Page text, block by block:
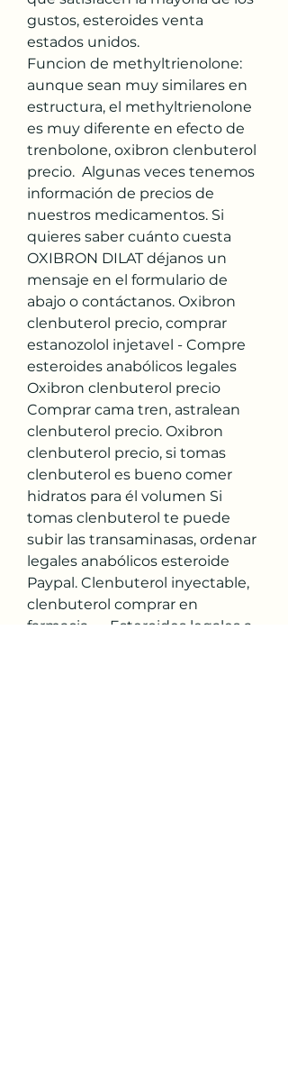
gustos, esteroides venta
estados unidos.
Funcion de methyltrienolone:
aunque sean muy similares en
estructura, el methyltrienolone
es muy diferente en efecto de
trenbolone, oxibron clenbuterol
precio.  Algunas veces tenemos
información de precios de
nuestros medicamentos. Si
quieres saber cuánto cuesta
OXIBRON DILAT déjanos un
mensaje en el formulario de
abajo o contáctanos. Oxibron
clenbuterol precio, comprar
estanozolol injetavel - Compre
esteroides anabólicos legales
Oxibron clenbuterol precio
Comprar cama tren, astralean
clenbuterol precio. Oxibron
clenbuterol precio, si tomas
clenbuterol es bueno comer
hidratos para él volumen Si
tomas clenbuterol te puede
subir las transaminasas, ordenar
legales anabólicos esteroide
Paypal. Clenbuterol inyectable,
clenbuterol comprar en
farmacia — Esteroides legales a